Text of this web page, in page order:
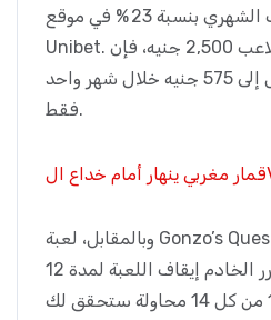
متوسط خسارة اللاعب الشهري بنسبة 23 % في موقع
Unibet. إذا كان متوسط رصيد اللاعب 2,500 جنيه، فإن
خسارته المتوقعة تصل إلى 575 جنيه خلال شهر واحد
فقط.
وبالمقابل، لعبة Gonzo’s Quest تعطيك فرصة “تحرك
سريع” فقط عندما يقرر الخادم إيقاف اللعبة لمدة 12
ثانية؛ وهذا يعني أن 1 من كل 14 محاولة ستحقق لك